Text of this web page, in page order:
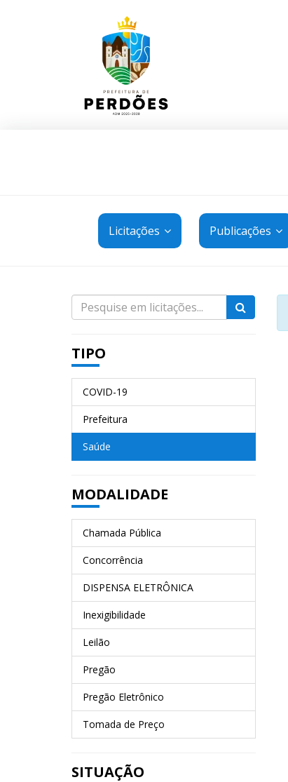
Licitações Publicações
TIPO
COVID-19
Prefeitura
Saúde
MODALIDADE
Chamada Pública
Concorrência
DISPENSA ELETRÔNICA
Inexigibilidade
Leilão
Pregão
Pregão Eletrônico
Tomada de Preço
SITUAÇÃO